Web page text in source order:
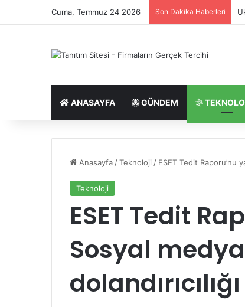
Cuma, Temmuz 24 2026 Son Dakika Haberleri
ANASAYFA GÜNDEM
Anasayfa /Teknoloji / ESET Tedit Raporu’nu
Teknoloji
ESET Tedit
Sosyal